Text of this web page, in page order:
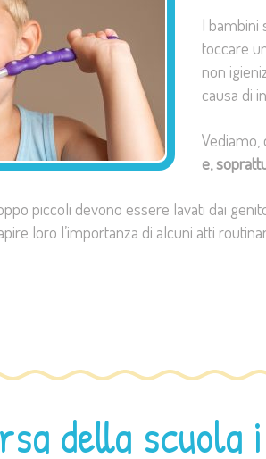
I bambini
toccare
non
causa di
Vediamo,
e,
piccoli devono essere lavati dai
loro l’importanza di alcuni atti
della